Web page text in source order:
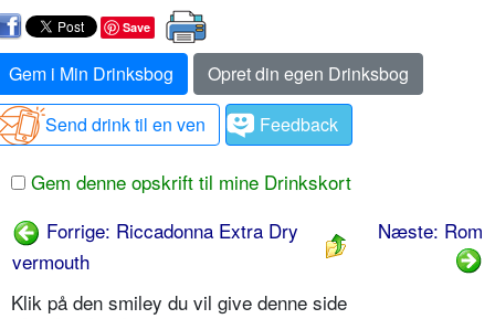
Save
Gem i Min Drinksbog
Opret din egen Drinksbog
Send drink til en ven
Feedback
Gem denne opskrift til mine Drinkskort
Forrige: Riccadonna Extra Dry
vermouth
Næste: Rom
Klik på den smiley du vil give denne side